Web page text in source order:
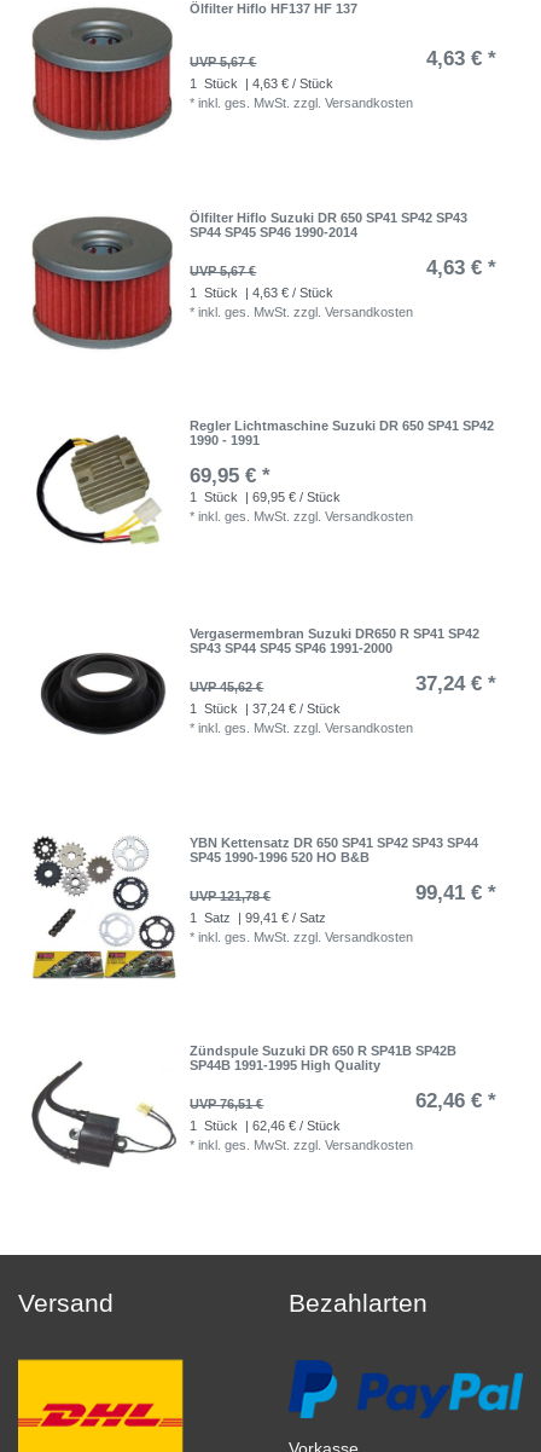
Ölfilter Hiflo HF137 HF 137
UVP 5,67 € 4,63 € *
1 Stück
| 4,63 € / Stück
*inkl. ges. MwSt. zzgl.Versandkosten
Ölfilter Hiflo Suzuki DR 650 SP41 SP42 SP43
SP44 SP45 SP46 1990-2014
UVP 5,67 € 4,63 € *
1 Stück
| 4,63 € / Stück
*inkl. ges. MwSt. zzgl.Versandkosten
Regler Lichtmaschine Suzuki DR 650 SP41 SP42
1990 - 1991
69,95 € *
1 Stück
| 69,95 € / Stück
*inkl. ges. MwSt. zzgl.Versandkosten
Vergasermembran Suzuki DR650 R SP41 SP42
SP43 SP44 SP45 SP46 1991-2000
UVP 45,62 € 37,24 € *
1 Stück
| 37,24 € / Stück
*inkl. ges. MwSt. zzgl.Versandkosten
YBN Kettensatz DR 650 SP41 SP42 SP43 SP44
SP45 1990-1996 520 HO B&B
UVP 121,78 € 99,41 € *
1 Satz
| 99,41 € / Satz
*inkl. ges. MwSt. zzgl.Versandkosten
Zündspule Suzuki DR 650 R SP41B SP42B
SP44B 1991-1995 High Quality
UVP 76,51 € 62,46 € *
1 Stück
| 62,46 € / Stück
*inkl. ges. MwSt. zzgl.Versandkosten
Versand Bezahlarten
Vorkasse